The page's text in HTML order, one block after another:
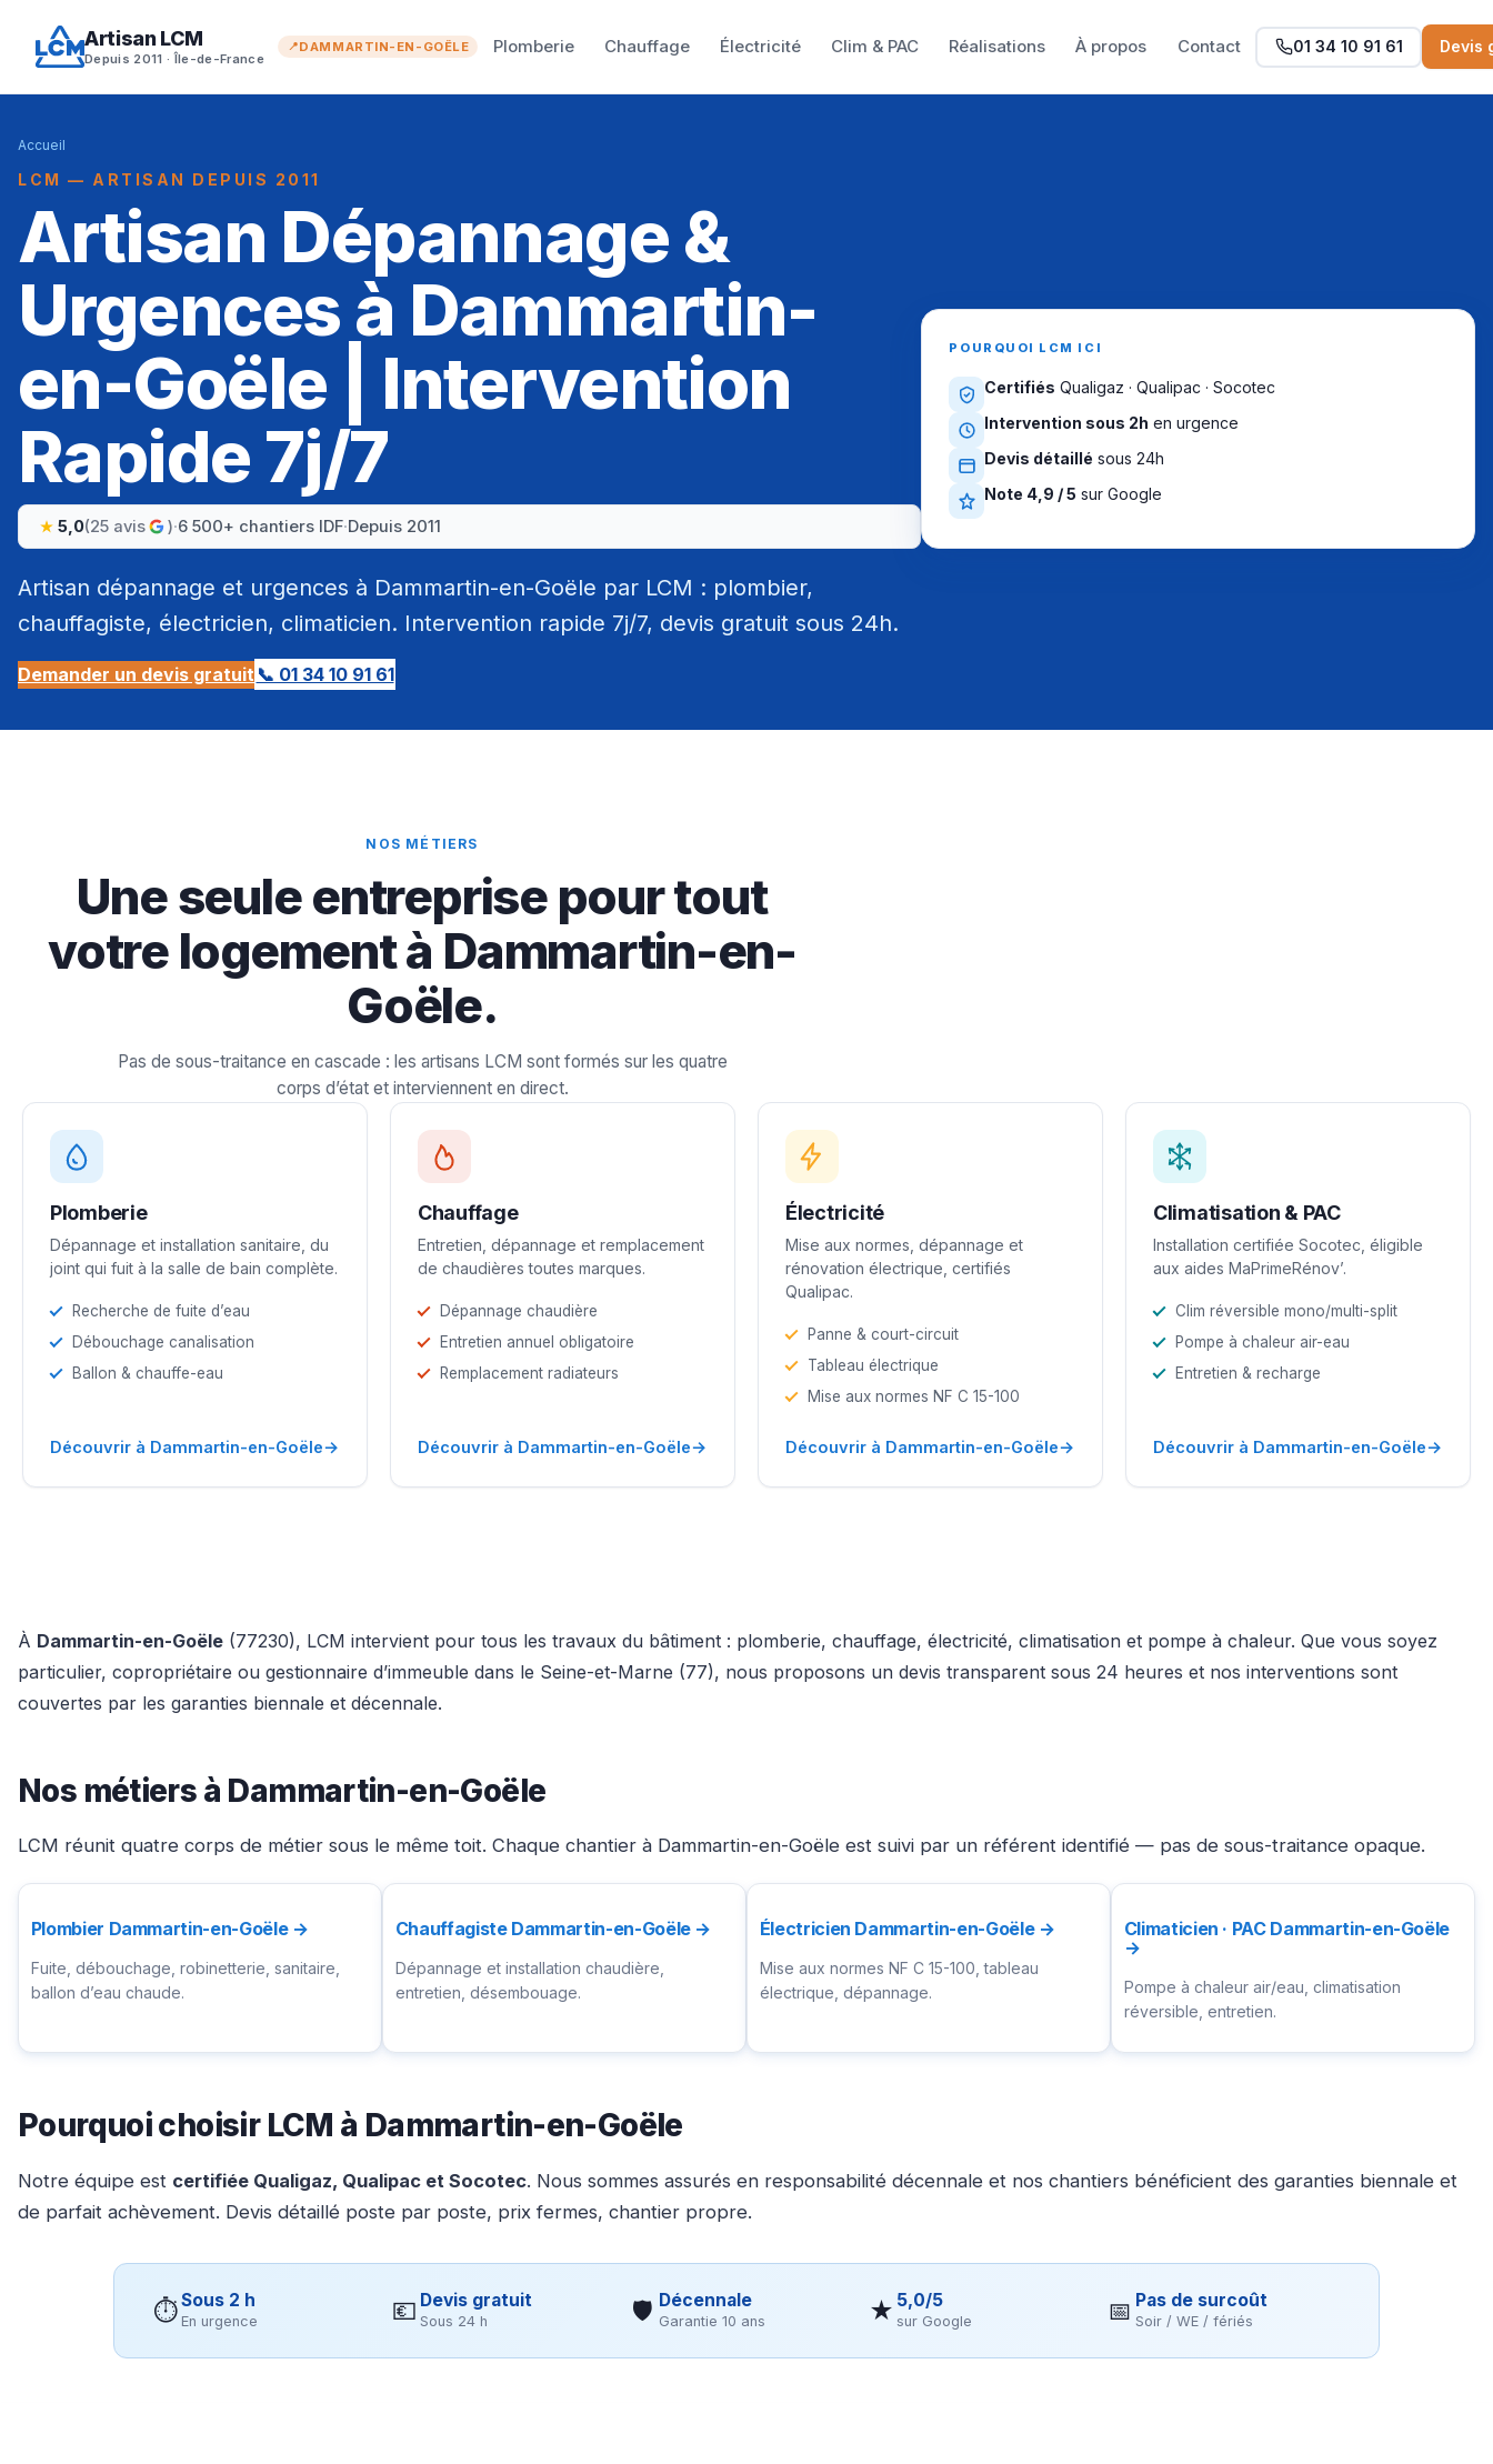
Artisan LCM
Depuis 2011 · Île-de-France
DAMMARTIN-EN-GOËLE Plomberie Chauffage Électricité Clim & PAC Réalisations À propos Contact 01 34 10 91 61 Devis
Accueil
LCM — ARTISAN DEPUIS 2011
Artisan Dépannage &
Urgences à Dammartin-
en-Goële | Intervention
Rapide 7j/7
5,0(25 avis )·6 500+ chantiers IDF·Depuis 2011
Artisan dépannage et urgences à Dammartin-en-Goële par LCM : plombier,
chauffagiste, électricien, climaticien. Intervention rapide 7j/7, devis gratuit sous 24h.
Demander un devis gratuit 📞 01 34 10 91 61
POURQUOI LCM ICI
Certifiés Qualigaz · Qualipac · Socotec
Intervention sous 2h en urgence
Devis détaillé sous 24h
Note 4,9 / 5 sur Google
NOS MÉTIERS
Une seule entreprise pour tout
votre logement à Dammartin-en-
Goële.
Pas de sous-traitance en cascade : les artisans LCM sont formés sur les quatre
corps d’état et interviennent en direct.
Plomberie
Dépannage et installation sanitaire, du
joint qui fuit à la salle de bain complète.
Recherche de fuite d’eau
Débouchage canalisation
Ballon & chauffe-eau
Découvrir à Dammartin-en-Goële→
Chauffage
Entretien, dépannage et remplacement
de chaudières toutes marques.
Dépannage chaudière
Entretien annuel obligatoire
Remplacement radiateurs
Découvrir à Dammartin-en-Goële→
Électricité
Mise aux normes, dépannage et
rénovation électrique, certifiés
Qualipac.
Panne & court-circuit
Tableau électrique
Mise aux normes NF C 15-100
Découvrir à Dammartin-en-Goële→
Climatisation & PAC
Installation certifiée Socotec, éligible
aux aides MaPrimeRénov’.
Clim réversible mono/multi-split
Pompe à chaleur air-eau
Entretien & recharge
Découvrir à Dammartin-en-Goële→
À Dammartin-en-Goële (77230), LCM intervient pour tous les travaux du bâtiment : plomberie, chauffage, électricité, climatisation et pompe à chaleur. Que vous soyez
particulier, copropriétaire ou gestionnaire d’immeuble dans le Seine-et-Marne (77), nous proposons un devis transparent sous 24 heures et nos interventions sont
couvertes par les garanties biennale et décennale.
Nos métiers à Dammartin-en-Goële
LCM réunit quatre corps de métier sous le même toit. Chaque chantier à Dammartin-en-Goële est suivi par un référent identifié — pas de sous-traitance opaque.
Plombier Dammartin-en-Goële →
Fuite, débouchage, robinetterie, sanitaire,
ballon d’eau chaude.
Chauffagiste Dammartin-en-Goële →
Dépannage et installation chaudière,
entretien, désembouage.
Électricien Dammartin-en-Goële →
Mise aux normes NF C 15-100, tableau
électrique, dépannage.
Climaticien · PAC Dammartin-en-Goële
→
Pompe à chaleur air/eau, climatisation
réversible, entretien.
Pourquoi choisir LCM à Dammartin-en-Goële
Notre équipe est certifiée Qualigaz, Qualipac et Socotec. Nous sommes assurés en responsabilité décennale et nos chantiers bénéficient des garanties biennale et
de parfait achèvement. Devis détaillé poste par poste, prix fermes, chantier propre.
⏱Sous 2 h
En urgence 💶 Devis gratuit
Sous 24 h 🛡 Décennale
Garantie 10 ans ★ 5,0/5
sur Google 📅 Pas de surcoût
Soir / WE / fériés